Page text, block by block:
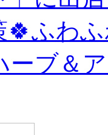
🍀ふわ
ーブ＆